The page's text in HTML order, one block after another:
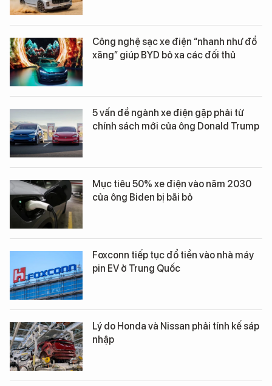
Công nghệ sạc xe điện “nhanh như đổ
xăng” giúp BYD bỏ xa các đối thủ
5 vấn đề ngành xe điện gặp phải từ
chính sách mới của ông Donald Trump
Mục tiêu 50% xe điện vào năm 2030
của ông Biden bị bãi bỏ
Foxconn tiếp tục đổ tiền vào nhà máy
pin EV ở Trung Quốc
Lý do Honda và Nissan phải tính kế sáp
nhập